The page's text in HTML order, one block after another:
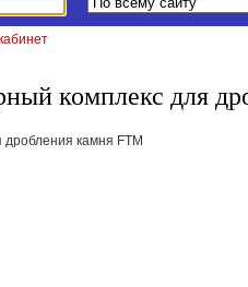
комплекс для
камня FTM